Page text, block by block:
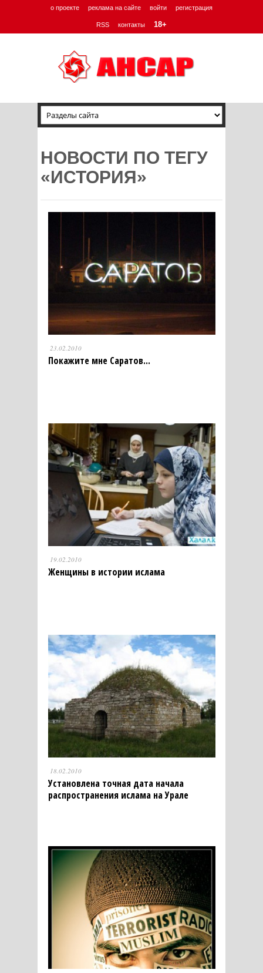
о проекте реклама на сайте войти регистрация
RSS контакты 18+
НОВОСТИ ПО ТЕГУ
«ИСТОРИЯ»
23.02.2010
Покажите мне Саратов...
19.02.2010
Женщины в истории ислама
18.02.2010
Установлена точная дата начала
распространения ислама на Урале